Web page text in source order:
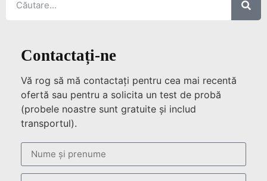
Contactați-ne
Vă rog să mă contactați pentru cea mai recentă
ofertă sau pentru a solicita un test de probă
(probele noastre sunt gratuite și includ
transportul).